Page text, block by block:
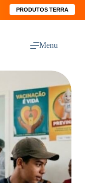
PRODUTOS TERRA
Menu